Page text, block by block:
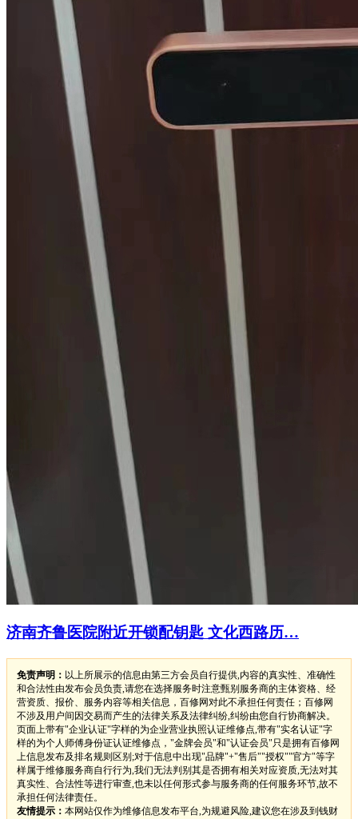
济南齐鲁医院附近开锁配钥匙 文化西路历…
免责声明： 以上所展示的信息由第三方会员自行提供,内容的真实性、准确性
和合法性由发布会员负责,请您在选择服务时注意甄别服务商的主体资格、经
营资质、报价、服务内容等相关信息，百修网对此不承担任何责任；百修网
不涉及用户间因交易而产生的法律关系及法律纠纷,纠纷由您自行协商解决。
页面上带有"企业认证"字样的为企业营业执照认证维修点,带有"实名认证"字
样的为个人师傅身份证认证维修点，"金牌会员"和"认证会员"只是拥有百修网
上信息发布及排名规则区别;对于信息中出现"品牌"+"售后""授权""官方"等字
样属于维修服务商自行行为,我们无法判别其是否拥有相关对应资质,无法对其
真实性、合法性等进行审查,也未以任何形式参与服务商的任何服务环节,故不
承担任何法律责任。
友情提示： 本网站仅作为维修信息发布平台,为规避风险,建议您在涉及到钱财